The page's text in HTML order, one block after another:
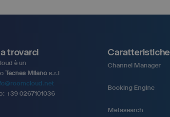
trovarci
è un
Tecnes Milanos.r.l
+39 0267101036
Caratteristiche
Channel Manager
Booking Engine
Metasearch